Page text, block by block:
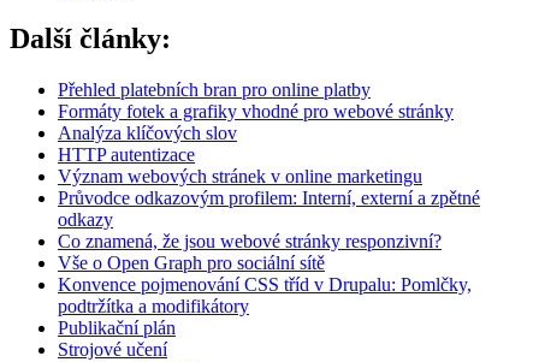
Další články:
Přehled platebních bran pro online platby
Formáty fotek a grafiky vhodné pro webové stránky
Analýza klíčových slov
HTTP autentizace
Význam webových stránek v online marketingu
Průvodce odkazovým profilem: Interní, externí a zpětné
odkazy
Co znamená, že jsou webové stránky responzivní?
Vše o Open Graph pro sociální sítě
Konvence pojmenování CSS tříd v Drupalu: Pomlčky,
podtržítka a modifikátory
Publikační plán
Strojové učení